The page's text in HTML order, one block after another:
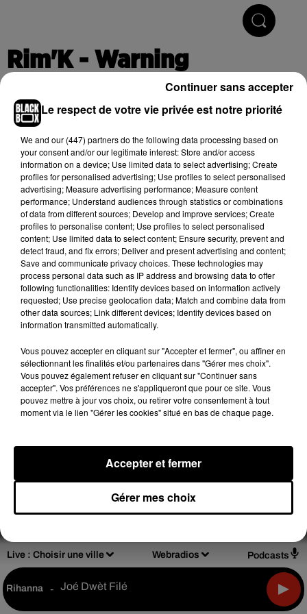
Live : Choisir une ville Webradios Podcasts
Rihanna - Joé Dwèt Filé
Rim'K - Warning
Publié : 24 juillet 2020 à 13h39
Cet élément est masqué compte-tenu du refus du
dépôt de cookies que vous avez exprimé. Si vous
souhaitez l'afficher, merci de nous donner votre accord
en cliquant sur le bouton ci-dessous.
Afficher l'élément
(C) 2020Frenesik
DesignOlivier Varma
Mentions légales
2025 2024
Le respect de votre vie privée est notre priorité
We and our (447) partnersdo the following data processing based on
your consent and/or our legitimate interest: Store and/or access
information on a device; Use limited data to select advertising; Create
profiles for personalised advertising; Use profiles to select personalised
advertising; Measure advertising performance; Measure content
performance; Understand audiences through statistics or combinations
of data from different sources; Develop and improve services; Create
profiles to personalise content; Use profiles to select personalised
content; Use limited data to select content; Ensure security, prevent and
detect fraud, and fix errors; Deliver and present advertising and content;
Save and communicate privacy choices. These technologies may
process personal data such as IP address and browsing data to offer
following functionalities: Identify devices based on information actively
requested; Use precise geolocation data; Match and combine data from
other data sources; Link different devices; Identify devices based on
information transmitted automatically.
Vous pouvez accepter en cliquant sur "Accepter et fermer", ou affiner en
sélectionnant les finalités et/ou partenaires dans "Gérer mes choix".
Vous pouvez également refuser en cliquant sur "Continuer sans
accepter". Vos préférences ne s'appliqueront que pour ce site. Vous
pouvez mettre à jour vos choix, ou retirer votre consentement à tout
moment via le lien "Gérer les cookies" situé en bas de chaque page.
Gérer mes choix
Accepter et fermer
Continuer sans accepter